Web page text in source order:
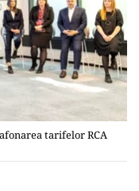
tarifelor RCA